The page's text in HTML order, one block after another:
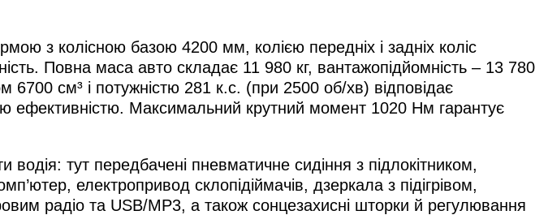
з колісною базою 4200 мм, колією передніх і задніх коліс
Повна маса авто складає 11 980 кг, вантажопідйомність – 13 780
см³ і потужністю 281 к.с. (при 2500 об/хв) відповідає
ефективністю. Максимальний крутний момент 1020 Нм гарантує
тут передбачені пневматичне сидіння з підлокітником,
електропривод склопідіймачів, дзеркала з підігрівом,
радіо та USB/MP3, а також сонцезахисні шторки й регулювання